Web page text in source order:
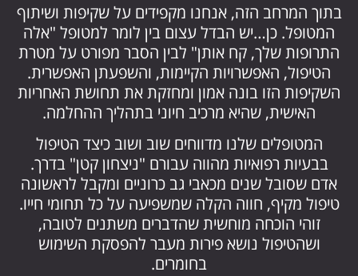
בתוך המרחב הזה, אנחנו מקפידים על שקיפות ושיתוף
המטופל. כן…יש הבדל עצום בין לומר למטופל "אלה
התרופות שלך, קח אותן" לבין הסבר מפורט על מטרת
הטיפול, האפשרויות הקיימות, והשפעתן האפשרית.
השקיפות הזו בונה אמון ומחזקת את תחושת האחריות
האישית, שהיא מרכיב חיוני בתהליך ההחלמה.
המטופלים שלנו מדווחים שוב ושוב כיצד הטיפול
בבעיות רפואיות מהווה עבורם "ניצחון קטן" בדרך.
אדם שסובל שנים מכאבי גב כרוניים ומקבל לראשונה
טיפול מקיף, חווה הקלה שמשפיעה על כל תחומי חייו.
זוהי הוכחה מוחשית שהדברים משתנים לטובה,
ושהטיפול נושא פירות מעבר להפסקת השימוש
בחומרים.